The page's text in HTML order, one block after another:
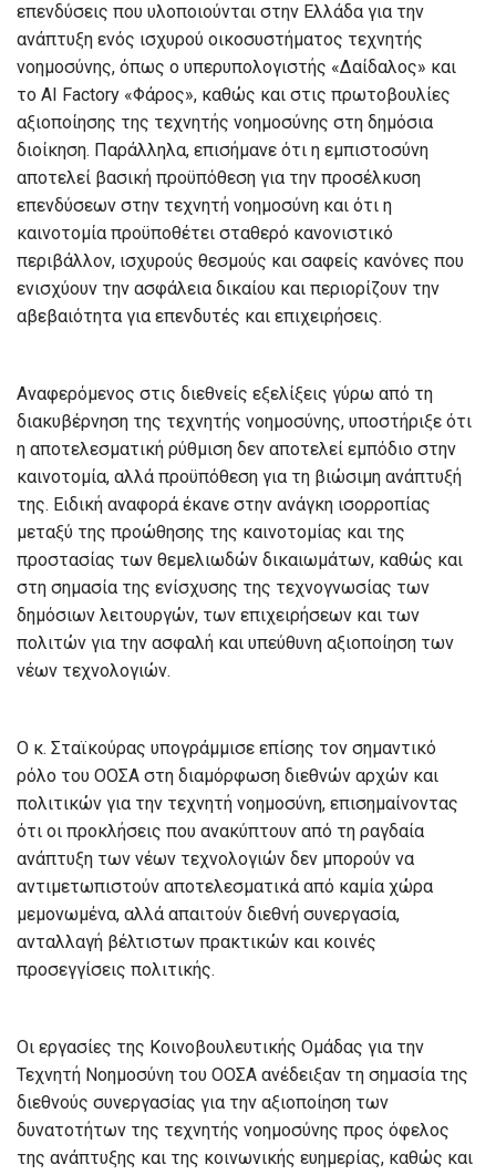
επενδύσεις που υλοποιούνται στην Ελλάδα για την
ανάπτυξη ενός ισχυρού οικοσυστήματος τεχνητής
νοημοσύνης, όπως ο υπερυπολογιστής «Δαίδαλος» και
το AI Factory «Φάρος», καθώς και στις πρωτοβουλίες
αξιοποίησης της τεχνητής νοημοσύνης στη δημόσια
διοίκηση. Παράλληλα, επισήμανε ότι η εμπιστοσύνη
αποτελεί βασική προϋπόθεση για την προσέλκυση
επενδύσεων στην τεχνητή νοημοσύνη και ότι η
καινοτομία προϋποθέτει σταθερό κανονιστικό
περιβάλλον, ισχυρούς θεσμούς και σαφείς κανόνες που
ενισχύουν την ασφάλεια δικαίου και περιορίζουν την
αβεβαιότητα για επενδυτές και επιχειρήσεις.
Αναφερόμενος στις διεθνείς εξελίξεις γύρω από τη
διακυβέρνηση της τεχνητής νοημοσύνης, υποστήριξε ότι
η αποτελεσματική ρύθμιση δεν αποτελεί εμπόδιο στην
καινοτομία, αλλά προϋπόθεση για τη βιώσιμη ανάπτυξή
της. Ειδική αναφορά έκανε στην ανάγκη ισορροπίας
μεταξύ της προώθησης της καινοτομίας και της
προστασίας των θεμελιωδών δικαιωμάτων, καθώς και
στη σημασία της ενίσχυσης της τεχνογνωσίας των
δημόσιων λειτουργών, των επιχειρήσεων και των
πολιτών για την ασφαλή και υπεύθυνη αξιοποίηση των
νέων τεχνολογιών.
Ο κ. Σταϊκούρας υπογράμμισε επίσης τον σημαντικό
ρόλο του ΟΟΣΑ στη διαμόρφωση διεθνών αρχών και
πολιτικών για την τεχνητή νοημοσύνη, επισημαίνοντας
ότι οι προκλήσεις που ανακύπτουν από τη ραγδαία
ανάπτυξη των νέων τεχνολογιών δεν μπορούν να
αντιμετωπιστούν αποτελεσματικά από καμία χώρα
μεμονωμένα, αλλά απαιτούν διεθνή συνεργασία,
ανταλλαγή βέλτιστων πρακτικών και κοινές
προσεγγίσεις πολιτικής.
Οι εργασίες της Κοινοβουλευτικής Ομάδας για την
Τεχνητή Νοημοσύνη του ΟΟΣΑ ανέδειξαν τη σημασία της
διεθνούς συνεργασίας για την αξιοποίηση των
δυνατοτήτων της τεχνητής νοημοσύνης προς όφελος
της ανάπτυξης και της κοινωνικής ευημερίας, καθώς και